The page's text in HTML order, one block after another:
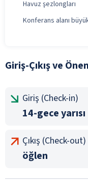
Havuz şezlongları
Konferans alanı
Giriş-Çıkış ve
Giriş (Check-in)
14-gece yarısı
Çıkış (Check-out)
öğlen